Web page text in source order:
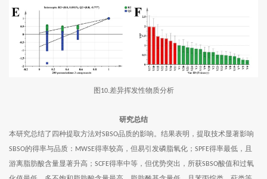
图 10.差异挥发性物质分析
研究总结
本研究总结了四种提取方法对SBSO品质的影响。结果表明，提取技术显著影响
SBSO的得率与品质： MWSE得率较高，但易引发磷脂氧化； SPFE得率最低，且
游离脂肪酸含量显著升高； SCFE得率中等，但优势突出，所获SBSO酸值和过氧